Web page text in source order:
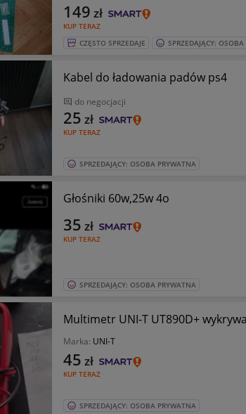
KUP TERAZ
149 zł
CZĘSTO SPRZEDAJE SPRZEDAJĄCY:
Kabel do ładowania padów ps4
do negocjacji
KUP TERAZ
25 zł
SPRZEDAJĄCY: OSOBA PRYWATNA
Głośniki 60w,25w 4o
KUP TERAZ
35 zł
SPRZEDAJĄCY: OSOBA PRYWATNA
Marka: UNI-T
KUP TERAZ
45 zł
SPRZEDAJĄCY: OSOBA PRYWATNA